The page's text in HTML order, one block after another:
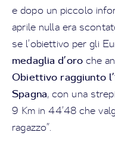
e dopo un piccolo
aprile nulla era
se l’obiettivo per gli
medaglia d’oro che
Obiettivo raggiunto
Spagna, con una
9 Km in 44’48 che
ragazzo”.